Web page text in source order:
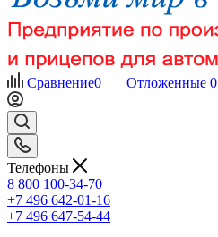
Сравнение0 Отложенные 0
Телефоны
8 800 100-34-70
+7 496 642-01-16
+7 496 647-54-44